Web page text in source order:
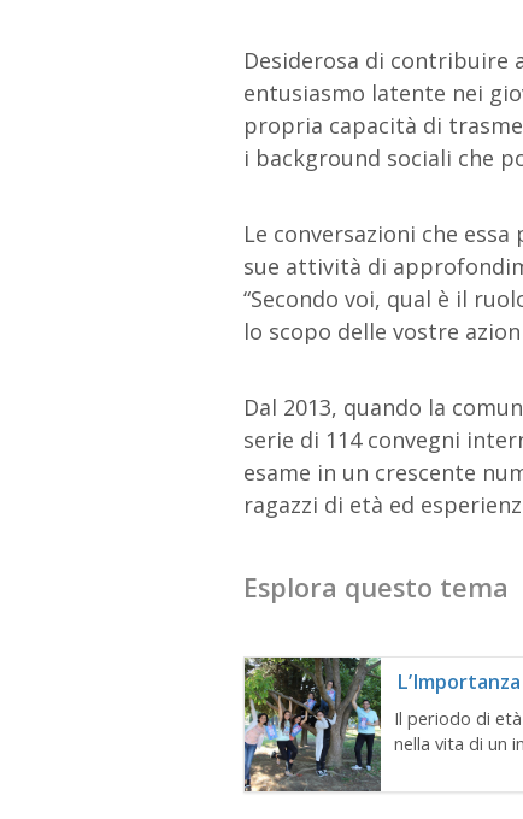
Desiderosa di contribuire
entusiasmo latente nei
propria capacità di
i background sociali che
Le conversazioni che
sue attività di
“Secondo voi, qual è il
lo scopo delle vostre
Dal 2013, quando la
serie di 114 convegni
esame in un crescente
ragazzi di età ed
Esplora questo tema
Il periodo di
nella vita di un